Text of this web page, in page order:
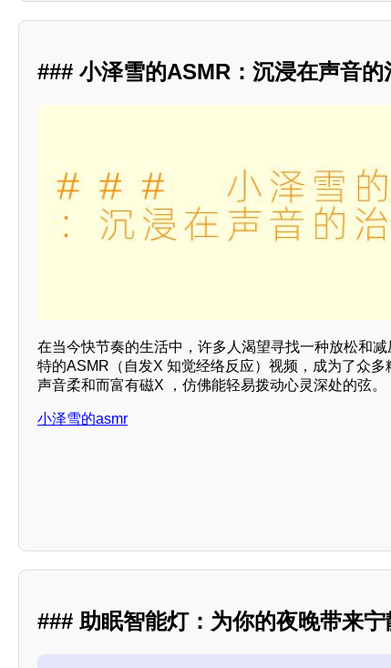
### 小泽雪的ASMR：沉浸在声音的
在当今快节奏的生活中，许多人渴望寻找一种放松和
特的ASMR（自发X 知觉经络反应）视频，成为了众
声音柔和而富有磁X ，仿佛能轻易拨动心灵深处的弦。
小泽雪的asmr
### 助眠智能灯：为你的夜晚带来